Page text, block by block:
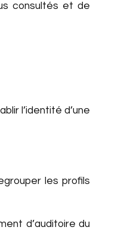
consultés et de
l’identité d’une
les profils
d’auditoire du